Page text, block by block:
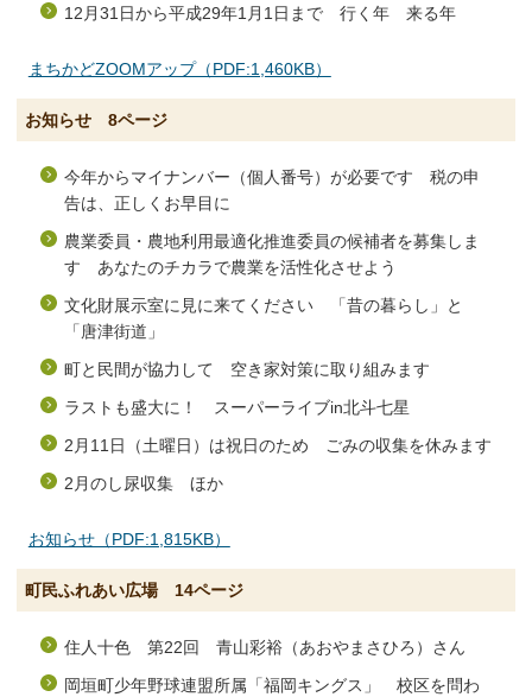
12月31日から平成29年1月1日まで 行く年 来る年
まちかどZOOMアップ（PDF:1,460KB）
お知らせ 8ページ
今年からマイナンバー（個人番号）が必要です 税の申
告は、正しくお早目に
農業委員・農地利用最適化推進委員の候補者を募集しま
す あなたのチカラで農業を活性化させよう
文化財展示室に見に来てください 「昔の暮らし」と
「唐津街道」
町と民間が協力して 空き家対策に取り組みます
ラストも盛大に！ スーパーライブin北斗七星
2月11日（土曜日）は祝日のため ごみの収集を休みます
2月のし尿収集 ほか
お知らせ（PDF:1,815KB）
町民ふれあい広場 14ページ
住人十色 第22回 青山彩裕（あおやまさひろ）さん
岡垣町少年野球連盟所属「福岡キングス」 校区を問わ